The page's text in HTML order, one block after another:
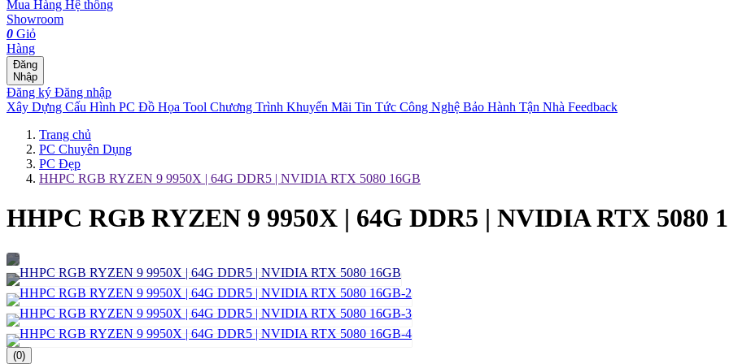
Mua Hàng Hệ thống
Showroom
0 Giỏ
Hàng
Đăng
Nhập
Đăng ký Đăng nhập
Xây Dựng Cấu Hình PC Đồ Họa Tool Chương Trình Khuyến Mãi Tin Tức Công Nghệ Bảo Hành Tận Nhà Feedback
Trang chủ
PC Chuyên Dụng
PC Đẹp
HHPC RGB RYZEN 9 9950X | 64G DDR5 | NVIDIA RTX 5080 16GB
HHPC RGB RYZEN 9 9950X | 64G DDR5 | NVIDIA RTX 5080
(0)